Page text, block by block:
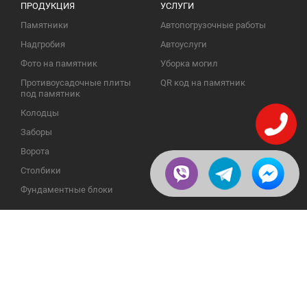
ПРОДУКЦИЯ
Памятники
Надгробия
Фото на памятник
Противоусадочные плиты
под памятник
Колодцы
Заборы
Ворота
Столбики
Фундаментные блоки
УСЛУГИ
Автопогрузочные работы
Автоуслуги
Уборка могил
QR код на памятник